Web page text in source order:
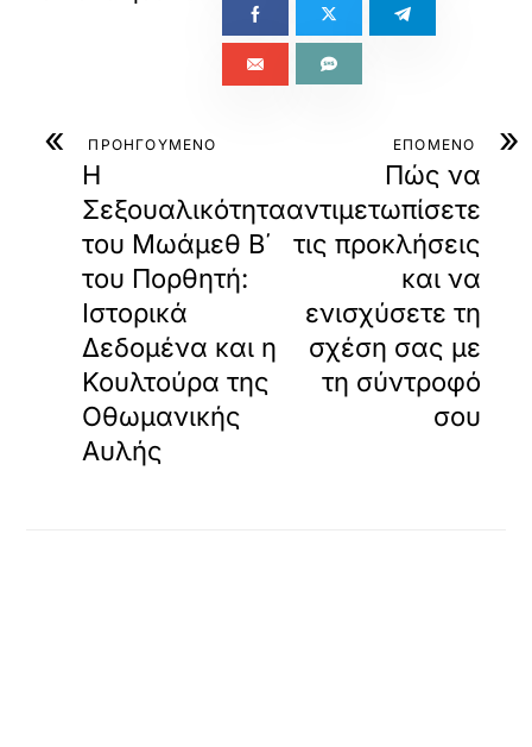
« ΠΡΟΗΓΟΥΜΕΝΟ
Η
Σεξουαλικότητα
του Μωάμεθ Β΄
του Πορθητή:
Ιστορικά
Δεδομένα και η
Κουλτούρα της
Οθωμανικής
Αυλής
»
ΕΠΟΜΕΝΟ
Πώς να
αντιμετωπίσετε
τις προκλήσεις
και να
ενισχύσετε τη
σχέση σας με
τη σύντροφό
σου